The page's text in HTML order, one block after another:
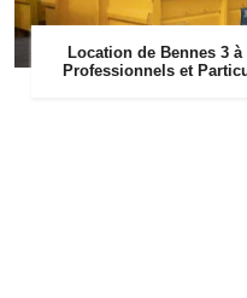
Location de Bennes 3 à
Professionnels et